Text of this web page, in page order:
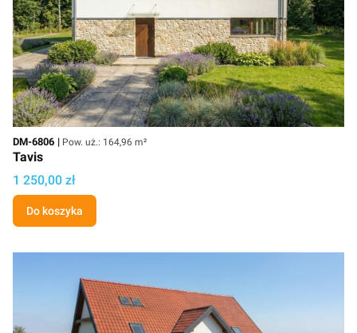
Kod
DM-6806 Powierzchnia użytkowa
Pow. uż.: 164,96 m²
Tavis
Cena projektu
1 250,00 zł
Do koszyka